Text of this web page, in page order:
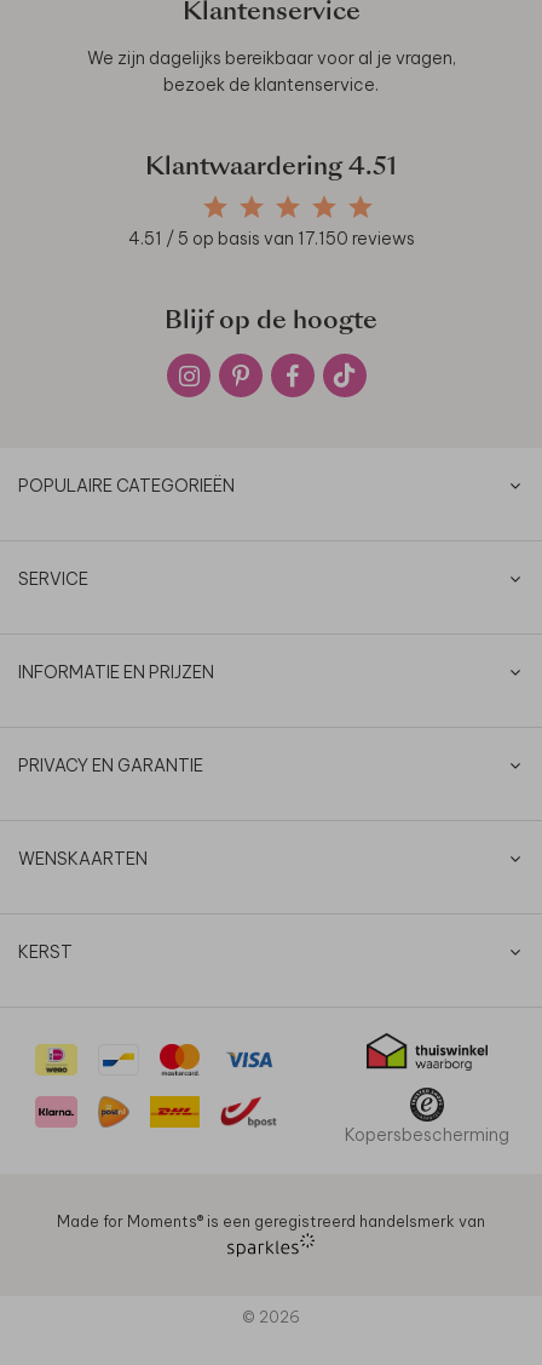
Klantenservice
We zijn dagelijks bereikbaar voor al je vragen,
bezoek de klantenservice.
Klantwaardering 4.51
4.51 / 5 op basis van 17.150 reviews
Blijf op de hoogte
POPULAIRE CATEGORIEËN
SERVICE
INFORMATIE EN PRIJZEN
PRIVACY EN GARANTIE
WENSKAARTEN
KERST
Kopersbescherming
Made for Moments®️ is een geregistreerd handelsmerk van
© 2026